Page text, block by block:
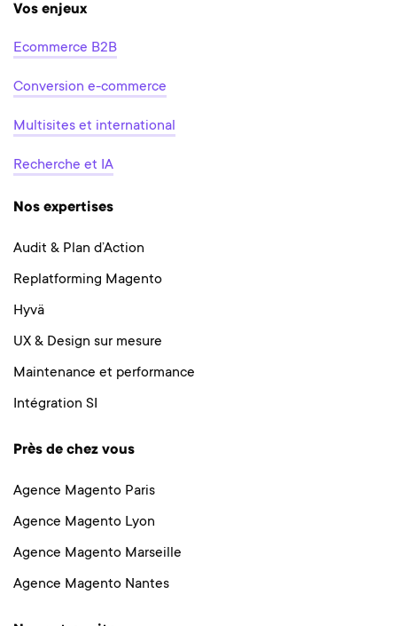
Vos enjeux
Ecommerce B2B
Conversion e-commerce
Multisites et international
Recherche et IA
Nos expertises
Audit & Plan d’Action
Replatforming Magento
Hyvä
UX & Design sur mesure
Maintenance et performance
Intégration SI
Près de chez vous
Agence Magento Paris
Agence Magento Lyon
Agence Magento Marseille
Agence Magento Nantes